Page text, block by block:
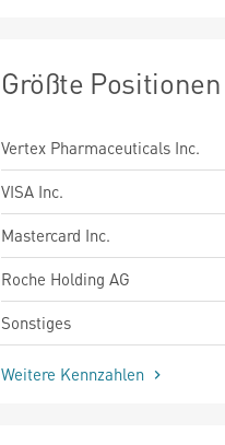
Größte Positionen
Vertex Pharmaceuticals Inc.
VISA Inc.
Mastercard Inc.
Roche Holding AG
Sonstiges
Weitere Kennzahlen